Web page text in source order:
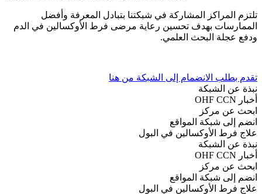
تلتزم المراكز المشاركة في شبكتنا بتبادل المعرفة وأفضل
الممارسات بهدف تحسين رعاية مرضى فرط الأوكسالين في الدم
ودفع عجلة البحث العلمي.
تقدم بطلب الانضمام إلى الشبكة من هنا
نبذة عن الشبكة
أخبار OHF CCN
ابحث عن مركز
انضم إلى شبكة المواقع
علاج فرط الأوكسالين في البول
نبذة عن الشبكة
أخبار OHF CCN
ابحث عن مركز
انضم إلى شبكة المواقع
علاج فرط الأوكسالين في البول